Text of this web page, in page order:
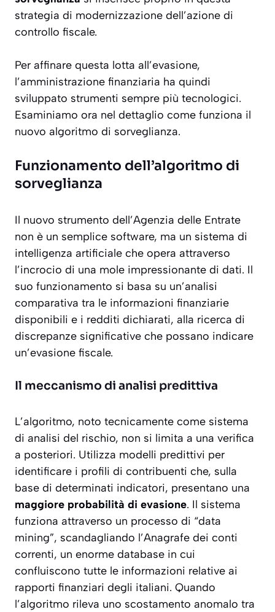
strategia di modernizzazione dell’azione di
controllo fiscale.
Per affinare questa lotta all’evasione,
l’amministrazione finanziaria ha quindi
sviluppato strumenti sempre più tecnologici.
Esaminiamo ora nel dettaglio come funziona il
nuovo algoritmo di sorveglianza.
Funzionamento dell’algoritmo di
sorveglianza
Il nuovo strumento dell’Agenzia delle Entrate
non è un semplice software, ma un sistema di
intelligenza artificiale che opera attraverso
l’incrocio di una mole impressionante di dati. Il
suo funzionamento si basa su un’analisi
comparativa tra le informazioni finanziarie
disponibili e i redditi dichiarati, alla ricerca di
discrepanze significative che possano indicare
un’evasione fiscale.
Il meccanismo di analisi predittiva
L’algoritmo, noto tecnicamente come sistema
di analisi del rischio, non si limita a una verifica
a posteriori. Utilizza modelli predittivi per
identificare i profili di contribuenti che, sulla
base di determinati indicatori, presentano una
maggiore probabilità di evasione. Il sistema
funziona attraverso un processo di “data
mining”, scandagliando l’Anagrafe dei conti
correnti, un enorme database in cui
confluiscono tutte le informazioni relative ai
rapporti finanziari degli italiani. Quando
l’algoritmo rileva uno scostamento anomalo tra